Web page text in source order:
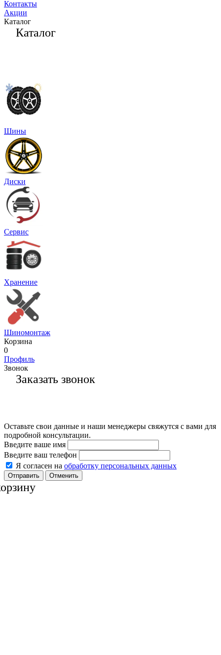
Контакты
Акции
Каталог
Каталог
Шины
Диски
Сервис
Хранение
Шиномонтаж
Корзина
0
Профиль
Звонок
Заказать звонок
Оставьте свои данные и наши менеджеры свяжутся с вами для
подробной консультации.
Введите ваше имя
Введите ваш телефон
Я согласен на обработку персональных данных
Отменить